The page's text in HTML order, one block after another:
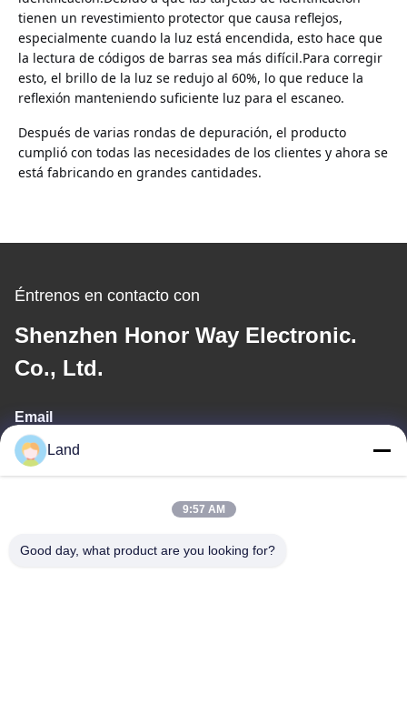
tienen un revestimiento protector que causa reflejos,
especialmente cuando la luz está encendida, esto hace que
la lectura de códigos de barras sea más difícil.Para corregir
esto, el brillo de la luz se redujo al 60%, lo que reduce la
reflexión manteniendo suficiente luz para el escaneo.
Después de varias rondas de depuración, el producto
cumplió con todas las necesidades de los clientes y ahora se
está fabricando en grandes cantidades.
Éntrenos en contacto con
Shenzhen Honor Way Electronic.
Co., Ltd.
Email
land@szhw-tech.com
Dirección
Land
9:57 AM
Good day, what product are you looking for?